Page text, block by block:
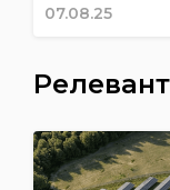
07.08.25